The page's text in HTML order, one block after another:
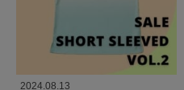
2024.08.13